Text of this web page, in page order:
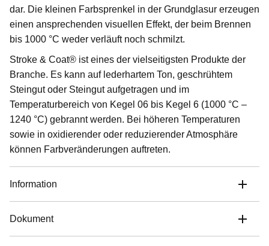
dar. Die kleinen Farbsprenkel in der Grundglasur erzeugen
einen ansprechenden visuellen Effekt, der beim Brennen
bis 1000 °C weder verläuft noch schmilzt.
Stroke & Coat® ist eines der vielseitigsten Produkte der
Branche. Es kann auf lederhartem Ton, geschrühtem
Steingut oder Steingut aufgetragen und im
Temperaturbereich von Kegel 06 bis Kegel 6 (1000 °C –
1240 °C) gebrannt werden. Bei höheren Temperaturen
sowie in oxidierender oder reduzierender Atmosphäre
können Farbveränderungen auftreten.
Information
Dokument